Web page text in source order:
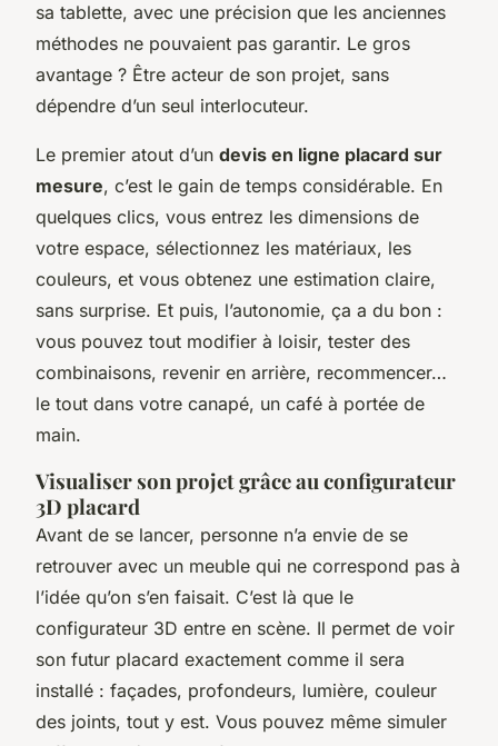
sa tablette, avec une précision que les anciennes
méthodes ne pouvaient pas garantir. Le gros
avantage ? Être acteur de son projet, sans
dépendre d’un seul interlocuteur.
Le premier atout d’un devis en ligne placard sur
mesure, c’est le gain de temps considérable. En
quelques clics, vous entrez les dimensions de
votre espace, sélectionnez les matériaux, les
couleurs, et vous obtenez une estimation claire,
sans surprise. Et puis, l’autonomie, ça a du bon :
vous pouvez tout modifier à loisir, tester des
combinaisons, revenir en arrière, recommencer…
le tout dans votre canapé, un café à portée de
main.
Visualiser son projet grâce au configurateur
3D placard
Avant de se lancer, personne n’a envie de se
retrouver avec un meuble qui ne correspond pas à
l’idée qu’on s’en faisait. C’est là que le
configurateur 3D entre en scène. Il permet de voir
son futur placard exactement comme il sera
installé : façades, profondeurs, lumière, couleur
des joints, tout y est. Vous pouvez même simuler